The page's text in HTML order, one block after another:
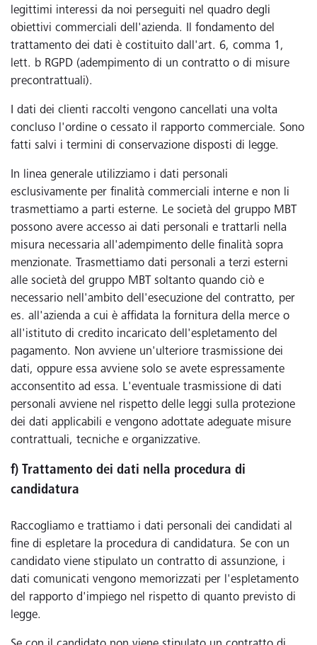
legittimi interessi da noi perseguiti nel quadro degli
obiettivi commerciali dell'azienda. Il fondamento del
trattamento dei dati è costituito dall'art. 6, comma 1,
lett. b RGPD (adempimento di un contratto o di misure
precontrattuali).
I dati dei clienti raccolti vengono cancellati una volta
concluso l'ordine o cessato il rapporto commerciale. Sono
fatti salvi i termini di conservazione disposti di legge.
In linea generale utilizziamo i dati personali
esclusivamente per finalità commerciali interne e non li
trasmettiamo a parti esterne. Le società del gruppo MBT
possono avere accesso ai dati personali e trattarli nella
misura necessaria all'adempimento delle finalità sopra
menzionate. Trasmettiamo dati personali a terzi esterni
alle società del gruppo MBT soltanto quando ciò e
necessario nell'ambito dell'esecuzione del contratto, per
es. all'azienda a cui è affidata la fornitura della merce o
all'istituto di credito incaricato dell'espletamento del
pagamento. Non avviene un'ulteriore trasmissione dei
dati, oppure essa avviene solo se avete espressamente
acconsentito ad essa. L'eventuale trasmissione di dati
personali avviene nel rispetto delle leggi sulla protezione
dei dati applicabili e vengono adottate adeguate misure
contrattuali, tecniche e organizzative.
f) Trattamento dei dati nella procedura di
candidatura
Raccogliamo e trattiamo i dati personali dei candidati al
fine di espletare la procedura di candidatura. Se con un
candidato viene stipulato un contratto di assunzione, i
dati comunicati vengono memorizzati per l'espletamento
del rapporto d'impiego nel rispetto di quanto previsto di
legge.